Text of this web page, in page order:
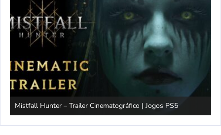
Mistfall Hunter – Trailer Cinematográfico | Jogos PS5